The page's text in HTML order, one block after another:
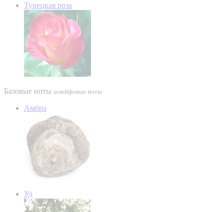
Турецкая роза
Базовые ноты шлейфовые ноты
Амбра
Уд